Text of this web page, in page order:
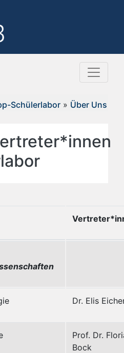
Schülerlabor» Über Uns
Dr. Elis
Prof. Dr.
Bock